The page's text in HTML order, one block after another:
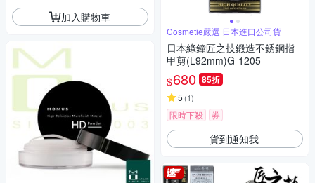
加入購物車
Cosmetie嚴選 日本進口公司貨
日本綠鐘匠之技鍛造不銹鋼指
甲剪(L92mm)G-1205
$680 85折
5 (1)
限時下殺 券
貨到通知我